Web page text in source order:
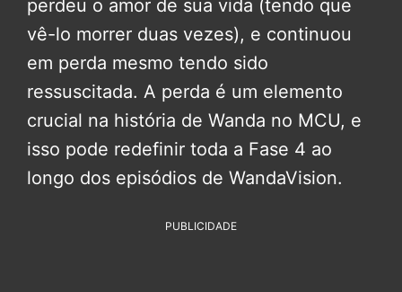
perdeu o amor de sua vida (tendo que
vê-lo morrer duas vezes), e continuou
em perda mesmo tendo sido
ressuscitada. A perda é um elemento
crucial na história de Wanda no MCU, e
isso pode redefinir toda a Fase 4 ao
longo dos episódios de WandaVision.
PUBLICIDADE